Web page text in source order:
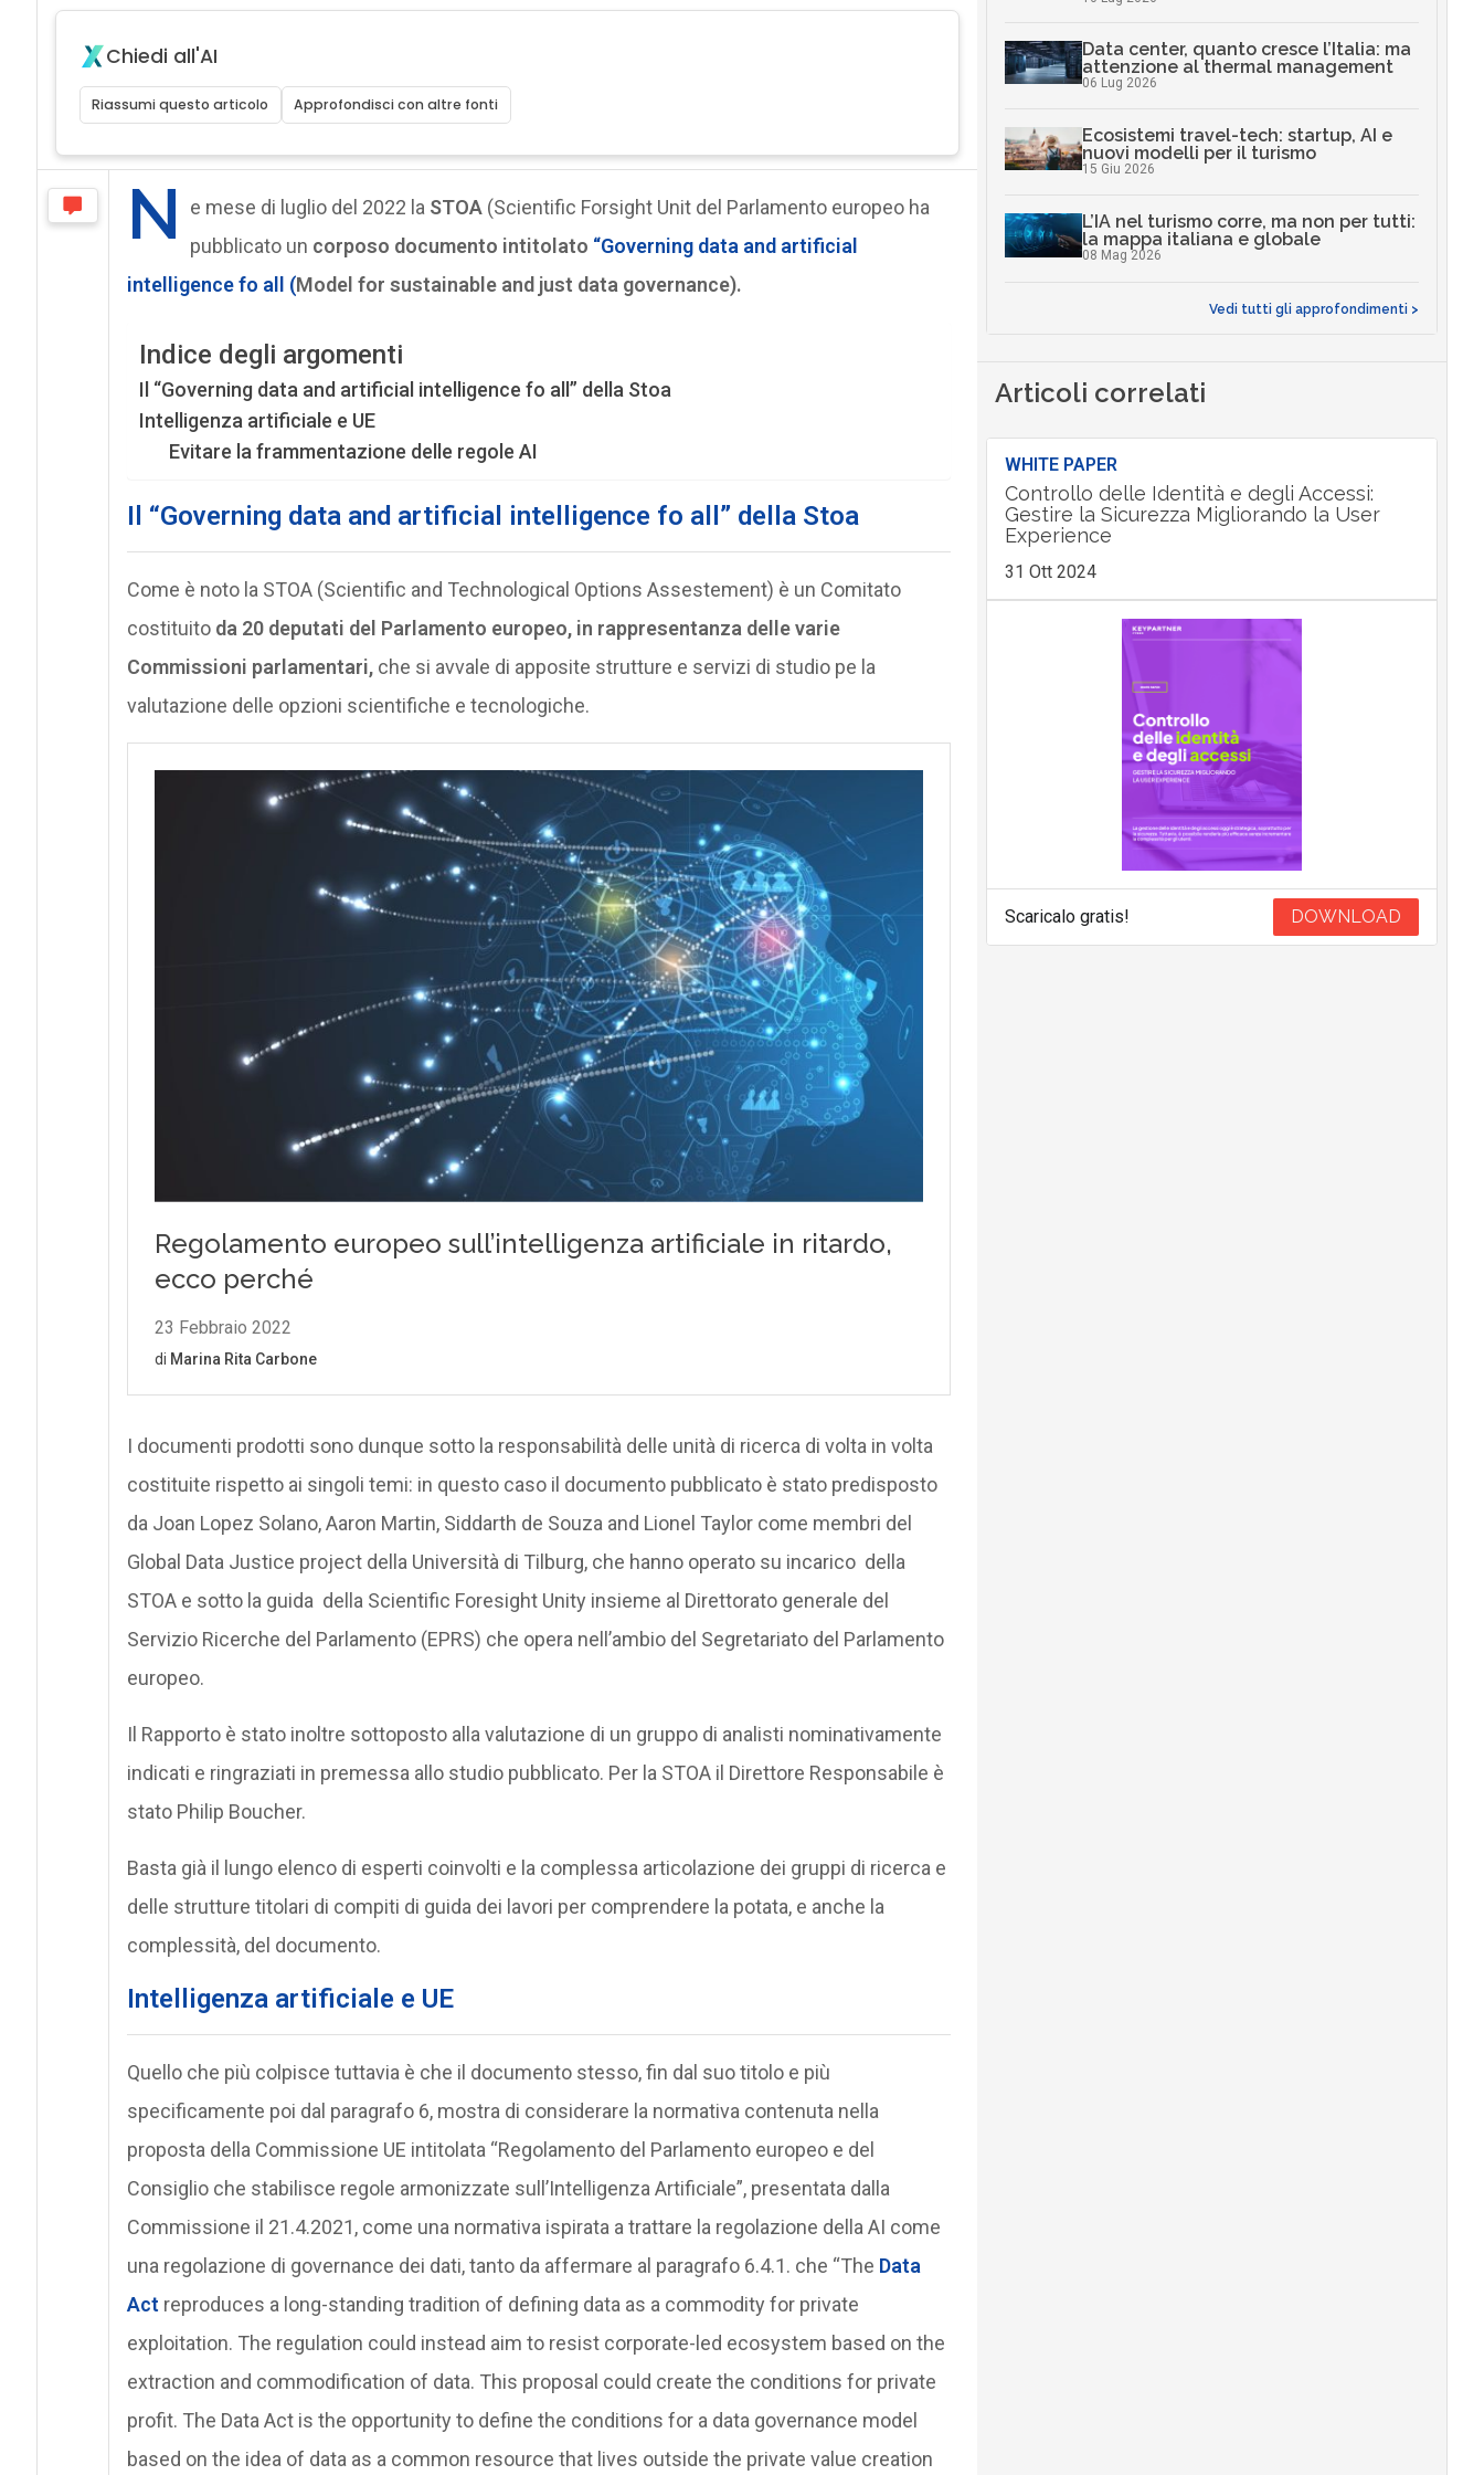
Chiedi all'AI
Riassumi questo articolo Approfondisci con altre fonti
N e mese di luglio del 2022 la STOA(Scientific Forsight Unit del Parlamento europeo ha
pubblicato un corposo documento intitolato “Governing data and artificial
intelligence fo all (Model for sustainable and just data governance).
Indice degli argomenti
Il “Governing data and artificial intelligence fo all” della Stoa
Intelligenza artificiale e UE
Evitare la frammentazione delle regole AI
Il “Governing data and artificial intelligence fo all” della Stoa
Come è noto la STOA (Scientific and Technological Options Assestement) è un Comitato
costituitoda 20 deputati del Parlamento europeo, in rappresentanza delle varie
Commissioni parlamentari,che si avvale di apposite strutture e servizi di studio pe la
valutazione delle opzioni scientifiche e tecnologiche.
I documenti prodotti sono dunque sotto la responsabilità delle unità di ricerca di volta in volta
costituite rispetto ai singoli temi: in questo caso il documento pubblicato è stato predisposto
da Joan Lopez Solano, Aaron Martin, Siddarth de Souza and Lionel Taylor come membri del
Global Data Justice project della Università di Tilburg, che hanno operato su incarico della
STOA e sotto la guida della Scientific Foresight Unity insieme al Direttorato generale del
Servizio Ricerche del Parlamento (EPRS) che opera nell’ambio del Segretariato del Parlamento
europeo.
Il Rapporto è stato inoltre sottoposto alla valutazione di un gruppo di analisti nominativamente
indicati e ringraziati in premessa allo studio pubblicato. Per la STOA il Direttore Responsabile è
stato Philip Boucher.
Basta già il lungo elenco di esperti coinvolti e la complessa articolazione dei gruppi di ricerca e
delle strutture titolari di compiti di guida dei lavori per comprendere la potata, e anche la
complessità, del documento.
Intelligenza artificiale e UE
Quello che più colpisce tuttavia è che il documento stesso, fin dal suo titolo e più
specificamente poi dal paragrafo 6, mostra di considerare la normativa contenuta nella
proposta della Commissione UE intitolata “Regolamento del Parlamento europeo e del
Consiglio che stabilisce regole armonizzate sull’Intelligenza Artificiale”, presentata dalla
Commissione il 21.4.2021, come una normativa ispirata a trattare la regolazione della AI come
una regolazione di governance dei dati, tanto da affermare al paragrafo 6.4.1. che “The Data
Act reproduces a long-standing tradition of defining data as a commodity for private
exploitation. The regulation could instead aim to resist corporate-led ecosystem based on the
extraction and commodification of data. This proposal could create the conditions for private
profit. The Data Act is the opportunity to define the conditions for a data governance model
based on the idea of data as a common resource that lives outside the private value creation
Data center, quanto cresce l’Italia: ma
attenzione al thermal management
06 Lug 2026
Ecosistemi travel-tech: startup, AI e
nuovi modelli per il turismo
15 Giu 2026
L’IA nel turismo corre, ma non per tutti:
la mappa italiana e globale
08 Mag 2026
Vedi tutti gli approfondimenti >
Articoli correlati
WHITE PAPER
Controllo delle Identità e degli Accessi:
Gestire la Sicurezza Migliorando la User
Experience
31 Ott 2024
Scaricalo gratis! DOWNLOAD